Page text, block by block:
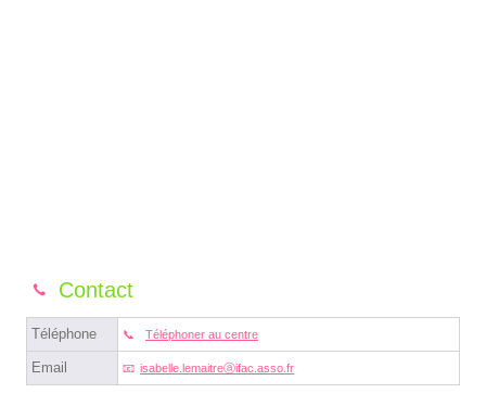
Contact
Téléphone Téléphoner au centre
Email isabelle.lemaitreⓐifac.asso.fr